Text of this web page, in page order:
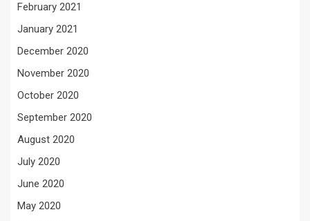
February 2021
January 2021
December 2020
November 2020
October 2020
September 2020
August 2020
July 2020
June 2020
May 2020